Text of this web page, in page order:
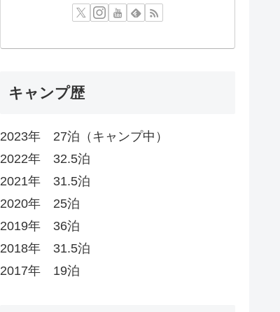
キャンプ歴
2023年 27泊（キャンプ中）
2022年 32.5泊
2021年 31.5泊
2020年 25泊
2019年 36泊
2018年 31.5泊
2017年 19泊